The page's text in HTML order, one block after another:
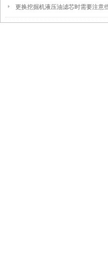
更换挖掘机液压油滤芯时需要注意